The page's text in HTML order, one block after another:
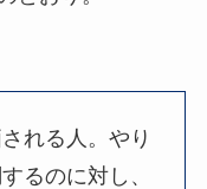
れる人。やり
るのに対し、